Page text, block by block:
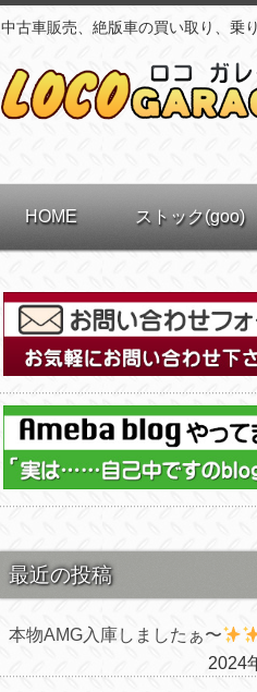
中古車販売、絶版車の買い取り、乗
HOME ストック(goo)
最近の投稿
本物AMG入庫しましたぁ〜
2024